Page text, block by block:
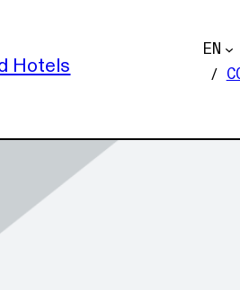
Hotels
EN